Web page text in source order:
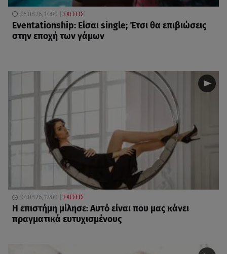
05.08.26, 14:00 ΣΧΕΣΕΙΣ
Eventationship: Είσαι single; Έτσι θα επιβιώσεις
στην εποχή των γάμων
04.08.26, 12:00 ΣΧΕΣΕΙΣ
Η επιστήμη μίλησε: Αυτό είναι που μας κάνει
πραγματικά ευτυχισμένους